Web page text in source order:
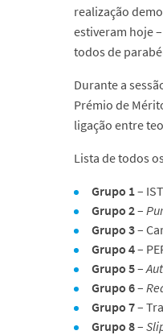
realização
estiveram hoje
todos de
Durante a
Prémio de
ligação entre
Lista de todos
Grupo 1–
Grupo 2–
Grupo 3–
Grupo 4–
Grupo 5–
Grupo 6–
Grupo 7–
Grupo 8–